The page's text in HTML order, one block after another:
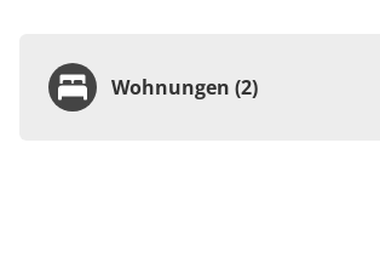
Wohnungen (2)